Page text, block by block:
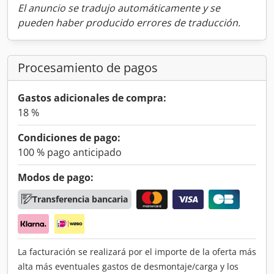
El anuncio se tradujo automáticamente y se
pueden haber producido errores de traducción.
Procesamiento de pagos
Gastos adicionales de compra:
18 %
Condiciones de pago:
100 % pago anticipado
Modos de pago:
Transferencia bancaria
La facturación se realizará por el importe de la oferta más
alta más eventuales gastos de desmontaje/carga y los